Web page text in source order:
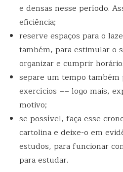
e densas nesse período.
eficiência;
reserve espaços para o
também, para estimular o
organizar e cumprir
separe um tempo também
exercícios –– logo mais,
motivo;
se possível, faça esse
cartolina e deixe-o em
estudos, para funcionar
para estudar.